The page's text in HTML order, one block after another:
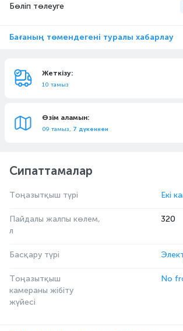
Бөліп төлеуге
Бағаның төмендегені туралы хабарлау
Жеткізу:
10 тамыз
Өзім аламын:
09 тамыз, 7 дүкеннен
Сипаттамалар
Тоңазытқыш түрі Екі
Пайдалы жалпы көлем,
л
320
Басқару түрі
Тоңазытқыш
камераны жібіту
жүйесі
No